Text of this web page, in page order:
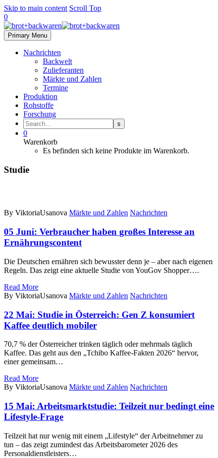
Skip to main content Scroll Top
0
Primary Menu
Nachrichten
Backwelt
Zulieferanten
Märkte und Zahlen
Termine
Produktion
Rohstoffe
Forschung
0
Warenkorb
Es befinden sich keine Produkte im Warenkorb.
Studie
By ViktoriaUsanova Märkte und Zahlen Nachrichten
05 Juni: Verbraucher haben großes Interesse an
Ernährungscontent
Die Deutschen ernähren sich bewusster denn je – aber nach eigenen
Regeln. Das zeigt eine aktuelle Studie von YouGov Shopper….
Read More
By ViktoriaUsanova Märkte und Zahlen Nachrichten
22 Mai: Studie in Österreich: Gen Z konsumiert
Kaffee deutlich mobiler
70,7 % der Österreicher trinken täglich oder mehrmals täglich
Kaffee. Das geht aus den „Tchibo Kaffee-Fakten 2026“ hervor,
einer gemeinsam…
Read More
By ViktoriaUsanova Märkte und Zahlen Nachrichten
15 Mai: Arbeitsmarktstudie: Teilzeit nur bedingt eine
Lifestyle-Frage
Teilzeit hat nur wenig mit einem „Lifestyle“ der Arbeitnehmer zu
tun – das zeigt zumindest das Arbeitsbarometer 2026 des
Personaldienstleisters…